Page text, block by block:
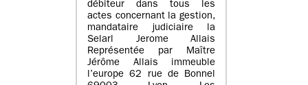
débiteur dans tous les
actes concernant la gestion,
mandataire judiciaire la
Selarl Jerome Allais
Représentée par Maître
Jérôme Allais immeuble
l’europe 62 rue de Bonnel